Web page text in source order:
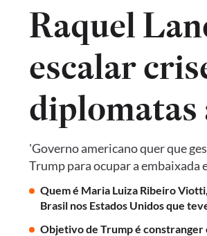
Raquel
escalar
diplomatas
'Governo americano quer que
Trump para ocupar a embaixada
Quem é Maria Luiza Ribeiro
Brasil nos Estados Unidos que
Objetivo de Trump é constranger